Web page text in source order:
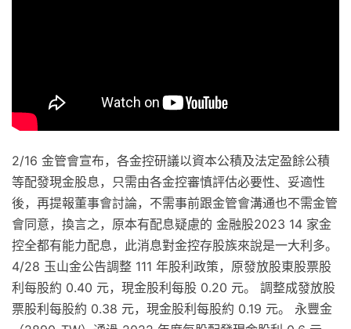
2/16 金管會宣布，各金控研議以資本公積及法定盈餘公積
等配發現金股息，只需由各金控審慎評估必要性、妥適性
後，再提報董事會討論，不需事前跟金管會溝通也不需金管
會同意，換言之，原本有配息疑慮的 金融股2023 14 家金
控全都有能力配息，此消息對金控存股族來說是一大利多。
4/28 玉山金公告調整 111 年股利政策，原發放股東股票股
利每股約 0.40 元，現金股利每股 0.20 元。 調整成發放股
票股利每股約 0.38 元，現金股利每股約 0.19 元。 永豐金